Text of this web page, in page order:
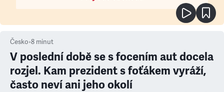
Česko•8 minut
V poslední době se s focením aut docela
rozjel. Kam prezident s foťákem vyráží,
často neví ani jeho okolí